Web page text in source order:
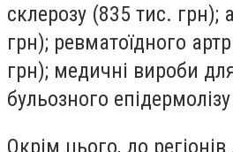
склерозу (835 тис. грн);
грн); ревматоїдного
грн); медичні вироби
бульозного
Окрім цього, до